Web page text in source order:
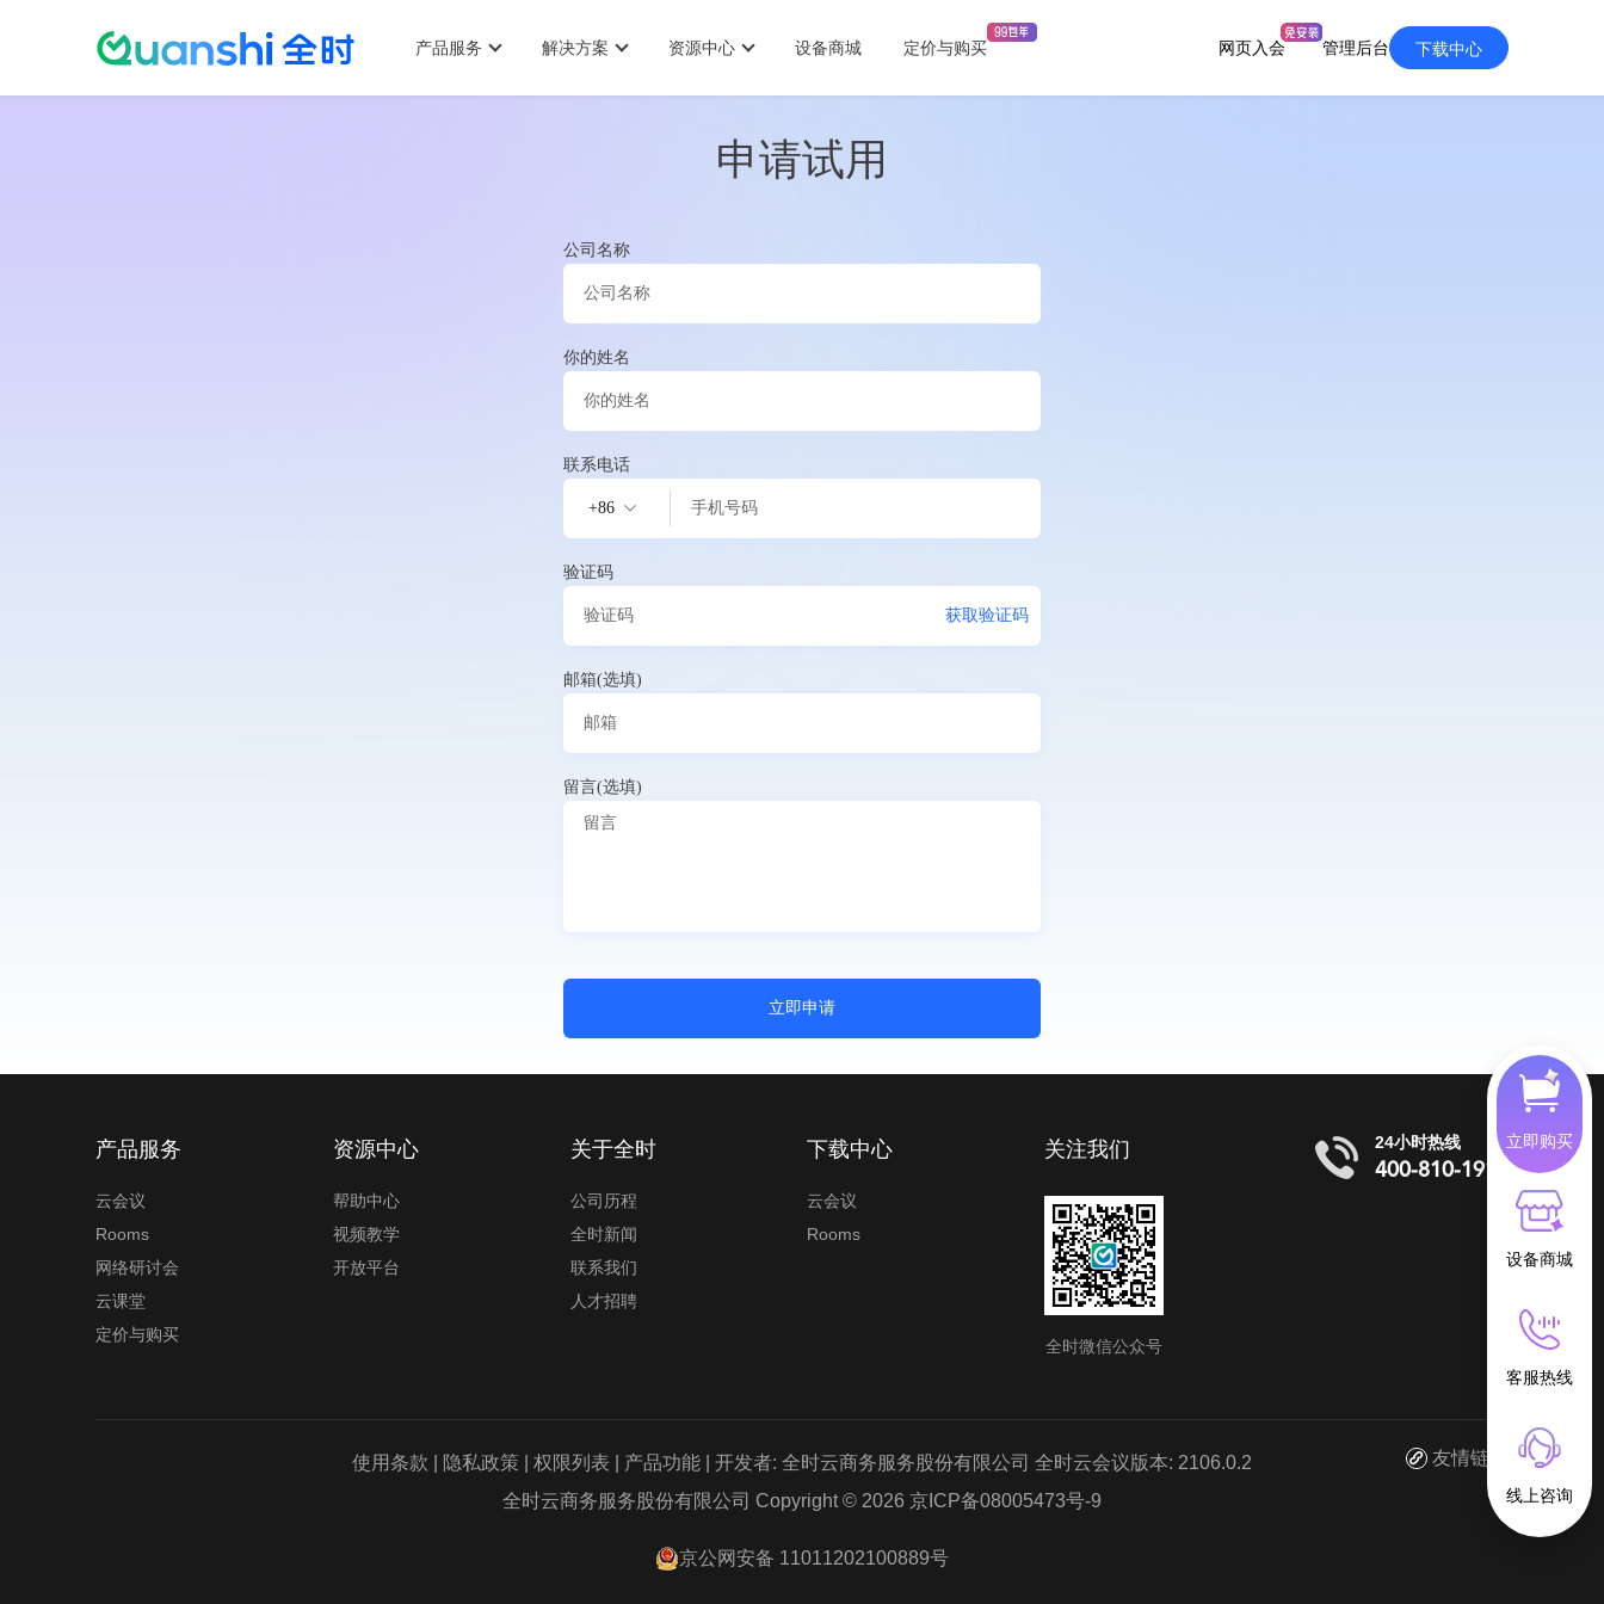
跳
容
菜
产品服务 解决方案 资源中心 设备商城 定价与购买 网页入会 管理后台 下载中心
产品服务
云会议
Rooms
网络研讨会
云课堂
定价与购买
资源中心
帮助中心
视频教学
开放平台
关于全时
公司历程
全时新闻
联系我们
人才招聘
下载中心
云会议
Rooms
关注我们
全时微信公众号
24小时热线
400-810-1919
使用条款 隐私政策 权限列表 产品功能 | 开发者: 全时云商务服务股份有限公司 全时云会议版本: 2106.0.2
全时云商务服务股份有限公司 Copyright © 2026 京ICP备08005473号-9
京公网安备 11011202100889号
友情链接
立即购买
设备商城
客服热线
线上咨询